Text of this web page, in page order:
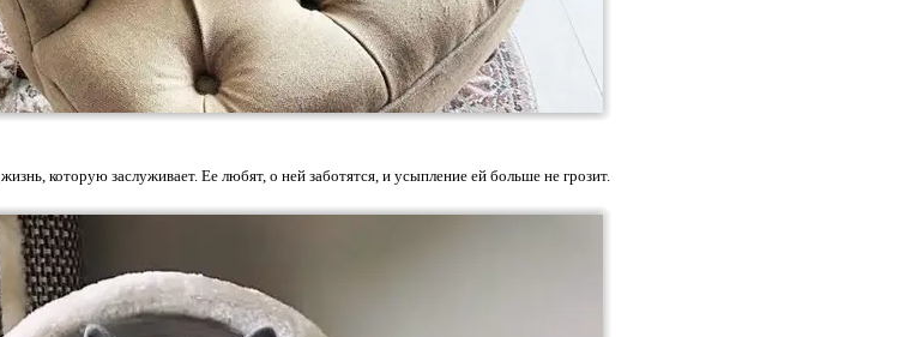
которую заслуживает. Ее любят, о ней заботятся, и усыпление ей больше не грозит.